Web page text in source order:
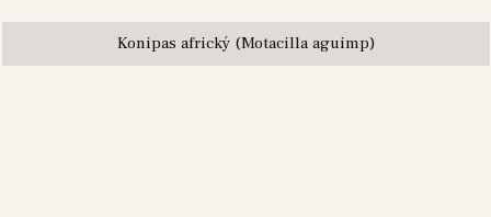
Konipas africký (Motacilla aguimp)